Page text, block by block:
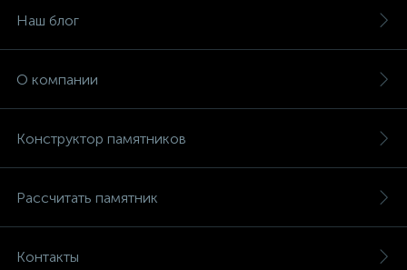
Наш блог
О компании
Конструктор памятников
Рассчитать памятник
Контакты